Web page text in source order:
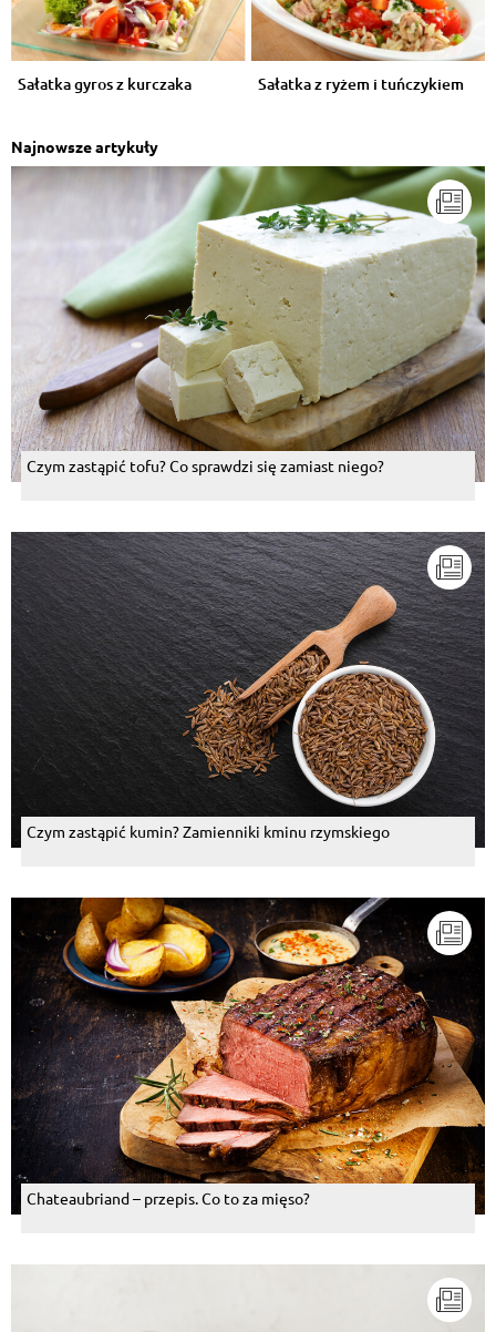
Sałatka gyros z kurczaka Sałatka z ryżem i tuńczykiem
Najnowsze artykuły
Czym zastąpić tofu? Co sprawdzi się zamiast niego?
Czym zastąpić kumin? Zamienniki kminu rzymskiego
Chateaubriand – przepis. Co to za mięso?